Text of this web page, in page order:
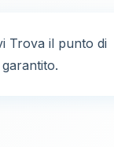
Trova il punto di
garantito.